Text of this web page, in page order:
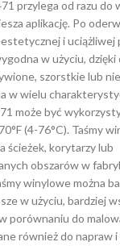
przylega od razu do
aplikację. Po
i uciążliwej
w użyciu, dzięki
szorstkie lub
w wielu
może być
(4-76°C). Taśmy
ścieżek, korytarzy lub
obszarów w
winylowe można
w użyciu, bardziej
porównaniu do
również do napraw i